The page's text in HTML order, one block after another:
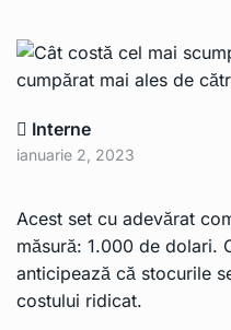
Interne
ianuarie 2, 2023
Acest set cu adevărat
măsură: 1.000 de dolari.
anticipează că stocurile
costului ridicat.